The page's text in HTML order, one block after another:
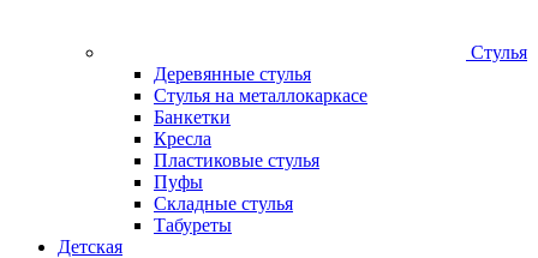
Стулья
Деревянные стулья
Стулья на металлокаркасе
Банкетки
Кресла
Пластиковые стулья
Пуфы
Складные стулья
Табуреты
Детская